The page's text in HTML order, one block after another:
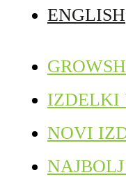
ENGLISH
IZDELKI
NOVI